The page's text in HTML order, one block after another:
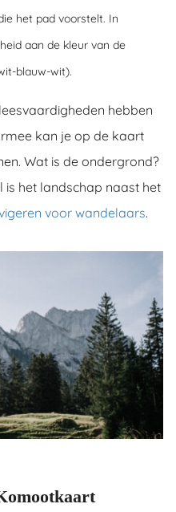
het pad voorstelt. In
aan de kleur van de
blauw-wit).
hebben
kan je op de kaart
Wat is de ondergrond?
is het landschap naast het
voor wandelaars.